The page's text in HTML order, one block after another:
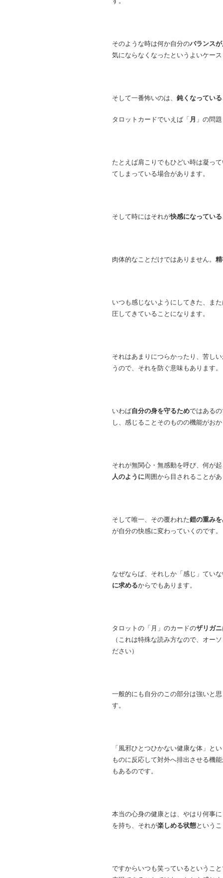
そのような時は何か自分のバランス
気にならなくなったというよいケー
そして一番怖いのは、 鈍くなってい
タロットカードでいえば「月 」の問
たとえば肩こりでもひどい時は凝っ
てしまっている場合があります。
そして時にはそれが快感になってい
肉体的なことだけではありません。
いつも感じないようにしてきた、ま
圧してきていることになります。
それはあまりにつらかったり、苦し
うので、それを防ぐ意味もあります。
いわば自分の身を守るためではある
し、感じることそのものの機能がお
それが無関心・無感動を呼び、何が
人のように周囲から目されることが
そして唯一、その覆われた鎧の重み
が自分の快感に変わっていくのです。
なぜならば、それしか「感じ」てい
に求めるからでもあります。
タロットの「月」のカードのザリガニ
（これは特殊な読み方なので、オー
ださい）
一般的にも自分のこの部分は強いと
す。
「風邪ひとつひかない健康な体」と
ものに反応して対外へ排出させる機
もあるのです。
本当の心身の健康とは、やはり何事
を持ち、それが楽しめる状態という
ですからいつも笑っているというこ